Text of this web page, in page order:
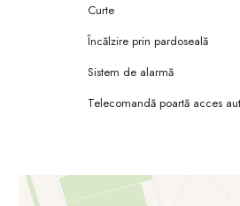
Curte
Încălzire prin pardoseală
Sistem de alarmă
Telecomandă poartă acces